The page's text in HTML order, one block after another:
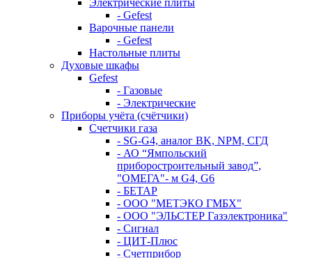
Электрические плиты
- Gefest
Варочные панели
- Gefest
Настольные плиты
Духовые шкафы
Gefest
- Газовые
- Электрические
Приборы учёта (счётчики)
Счетчики газа
- SG-G4, аналог BK, NPM, СГД
- АО “Ямпольский
приборостроительный завод”,
"ОМЕГА"- м G4, G6
- БЕТАР
- ООО "МЕТЭКО ГМБХ"
- ООО "ЭЛЬСТЕР Газэлектроника"
- Сигнал
- ЦИТ-Плюс
- Счетприбор